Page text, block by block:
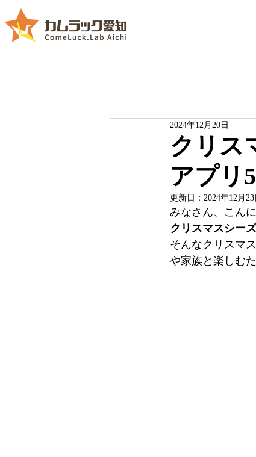
クリス
アプリ
2024年12月20日
更新日： 2024年12月23
みなさん、こん
クリスマスシー
そんなクリスマ
や家族と楽しむ